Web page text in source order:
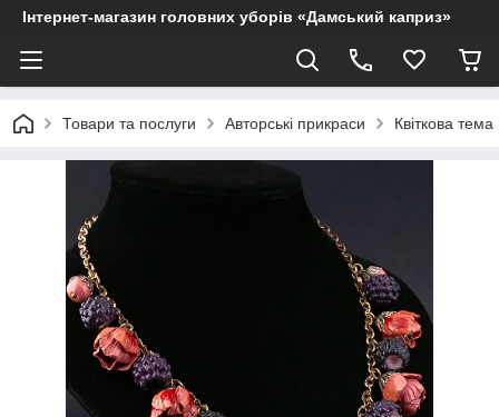
Інтернет-магазин головних уборів «Дамський каприз»
Товари та послуги Авторські прикраси Квіткова тема